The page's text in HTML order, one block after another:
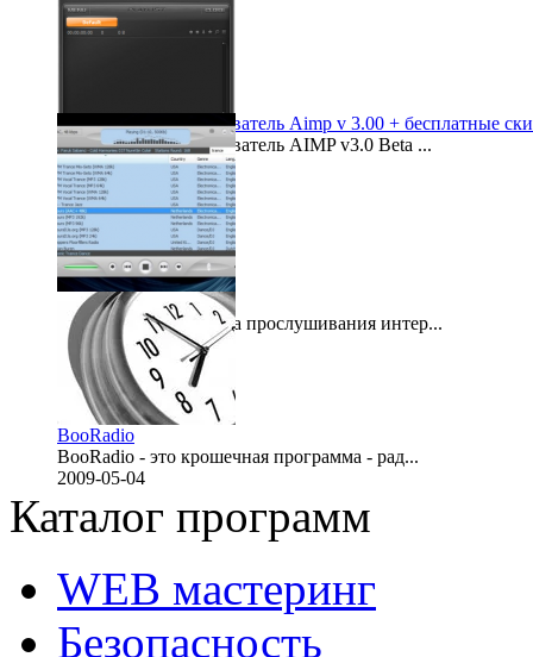
Бесплатный проигрыватель Aimp v 3.00 + бесплатные
Бесплатный проигрыватель AIMP v3.0 Beta ...
2011-04-26
Radiosure 2.2
Бесплатная программа прослушивания интер...
2011-07-08
BooRadio
BooRadio - это крошечная программа - рад...
2009-05-04
Каталог программ
WEB мастеринг
Безопасность